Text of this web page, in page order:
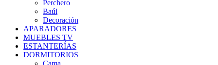
Perchero
Baúl
Decoración
APARADORES
MUEBLES TV
ESTANTERÍAS
DORMITORIOS